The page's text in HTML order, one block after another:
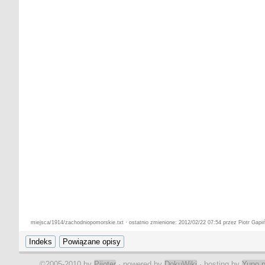
miejsca/1914/zachodniopomorskie.txt · ostatnio zmienione: 2012/02/22 07:54 przez Piotr